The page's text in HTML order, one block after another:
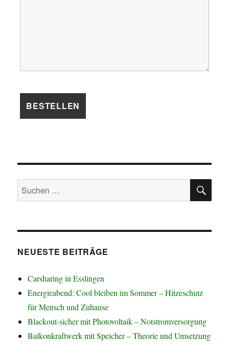
Suchen
nach:
NEUESTE BEITRÄGE
Carsharing in Esslingen
Energieabend: Cool bleiben im Sommer – Hitzeschutz
für Mensch und Zuhause
Blackout-sicher mit Photovoltaik – Notstromversorgung
Balkonkraftwerk mit Speicher – Theorie und Umsetzung